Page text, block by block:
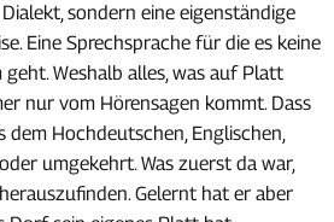
sondern eine eigenständige
Eine Sprechsprache für die es keine
Weshalb alles, was auf Platt
nur vom Hörensagen kommt. Dass
dem Hochdeutschen, Englischen,
umgekehrt. Was zuerst da war,
Gelernt hat er aber